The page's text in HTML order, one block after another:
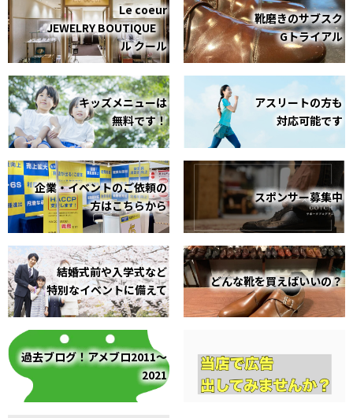
Le coeur
JEWELRY BOUTIQUE
ル クール
靴磨きのサブスク
Gトライアル
キッズメニューは
無料です！
アスリートの方も
対応可能です
企業・イベントのご依頼の
方はこちらから
スポンサー募集中
結婚式前や入学式など
特別なイベントに備えて
どんな靴を買えばいいの？
過去ブログ！アメブロ2011～
2021